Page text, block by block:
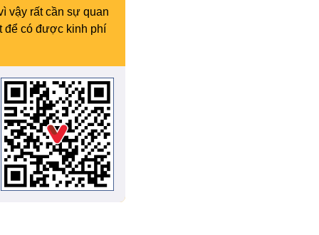
vậy rất cần sự quan
để có được kinh phí